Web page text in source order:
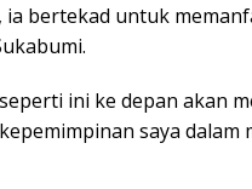
ia bertekad untuk
ini ke depan akan
saya